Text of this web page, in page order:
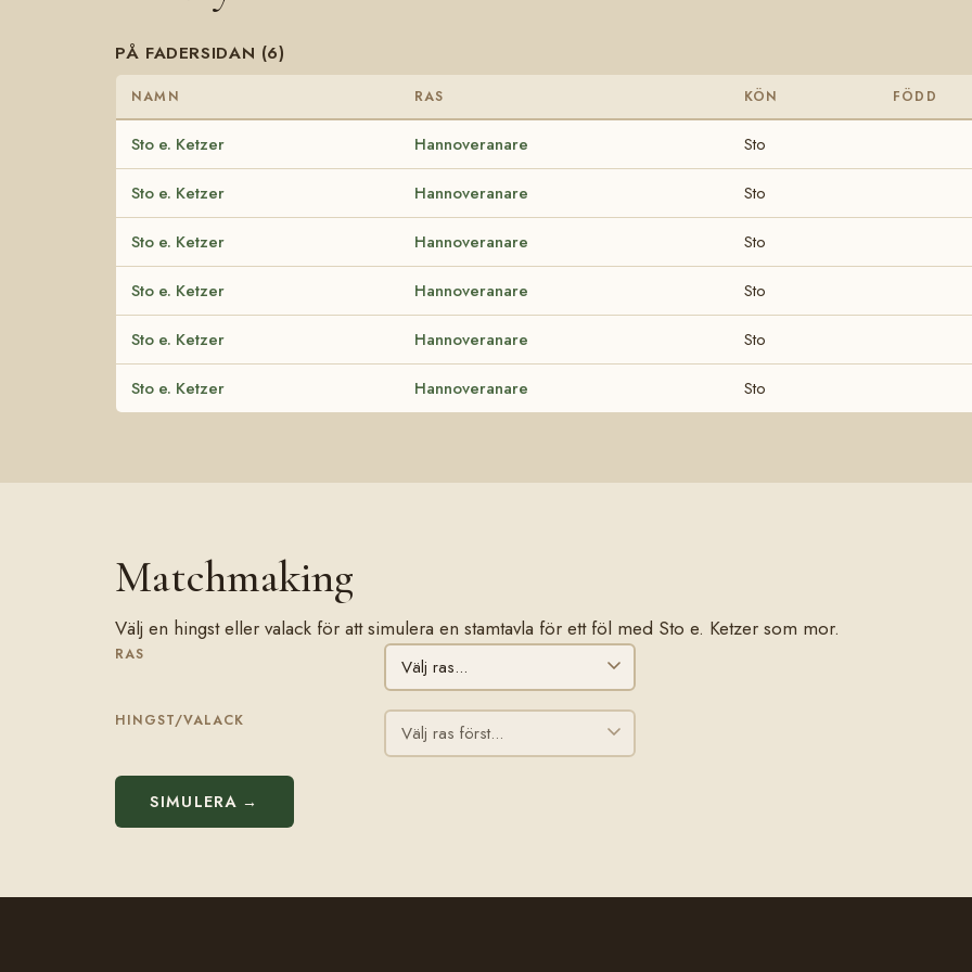
PÅ FADERSIDAN (6)
NAMN RAS KÖN FÖDD
Sto e. Ketzer Hannoveranare Sto
Sto e. Ketzer Hannoveranare Sto
Sto e. Ketzer Hannoveranare Sto
Sto e. Ketzer Hannoveranare Sto
Sto e. Ketzer Hannoveranare Sto
Sto e. Ketzer Hannoveranare Sto
Matchmaking
Välj en hingst eller valack för att simulera en stamtavla för ett föl med Sto e. Ketzer som mor.
RAS
HINGST/VALACK
SIMULERA →